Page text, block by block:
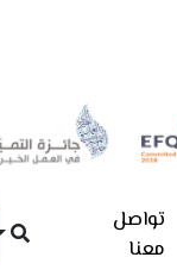
تواصل
معنا